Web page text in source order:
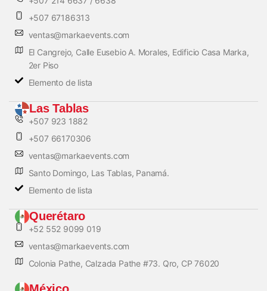
+507 67186313
ventas@markaevents.com
El Cangrejo, Calle Eusebio A. Morales, Edificio Casa Marka,
2er Piso
Elemento de lista
Las Tablas
+507 923 1882
+507 66170306
ventas@markaevents.com
Santo Domingo, Las Tablas, Panamá.
Elemento de lista
Querétaro
+52 552 9099 019
ventas@markaevents.com
Colonia Pathe, Calzada Pathe #73. Qro, CP 76020